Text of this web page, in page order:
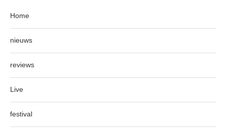
Home
nieuws
reviews
Live
festival